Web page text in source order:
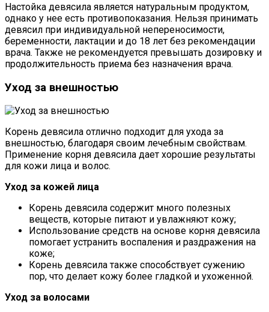
Настойка девясила является натуральным продуктом,
однако у нее есть противопоказания. Нельзя принимать
девясил при индивидуальной непереносимости,
беременности, лактации и до 18 лет без рекомендации
врача. Также не рекомендуется превышать дозировку и
продолжительность приема без назначения врача.
Уход за внешностью
Корень девясила отлично подходит для ухода за
внешностью, благодаря своим лечебным свойствам.
Применение корня девясила дает хорошие результаты
для кожи лица и волос.
Уход за кожей лица
Корень девясила содержит много полезных
веществ, которые питают и увлажняют кожу;
Использование средств на основе корня девясила
помогает устранить воспаления и раздражения на
коже;
Корень девясила также способствует сужению
пор, что делает кожу более гладкой и ухоженной.
Уход за волосами